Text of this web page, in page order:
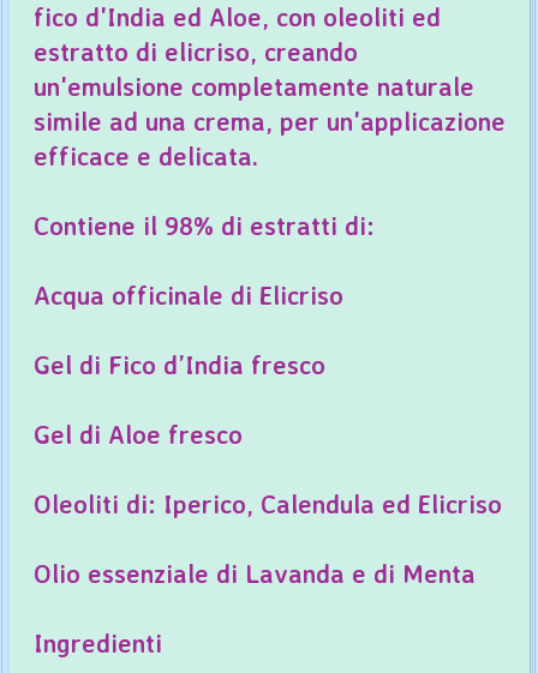
fico d'India ed Aloe, con oleoliti ed
estratto di elicriso, creando
un'emulsione completamente naturale
simile ad una crema, per un'applicazione
efficace e delicata.
Contiene il 98% di estratti di:
Acqua officinale di Elicriso
Gel di Fico d’India fresco
Gel di Aloe fresco
Oleoliti di: Iperico, Calendula ed Elicriso
Olio essenziale di Lavanda e di Menta
Ingredienti